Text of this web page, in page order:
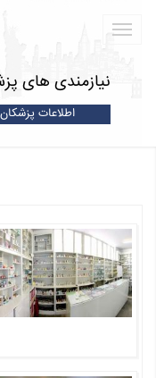
نیازمندی های
اطلاعات پزشکان